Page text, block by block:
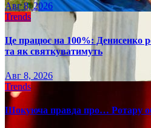
Авг 8, 2026
Trends
Це працює на 100%: Денисенко
та як святкуватимуть
Авг 8, 2026
Trends
Шокуюча правда про… Ротару